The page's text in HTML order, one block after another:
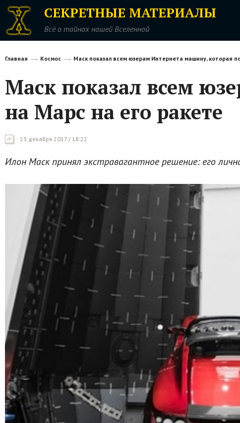
СЕКРЕТНЫЕ МАТЕРИАЛЫ
Всё о тайнах нашей Вселенной
Главная Космос Маск показал всем юзерам Интернета машину, которая
Маск показал всем
на Марс на его ракете
23 декабря 2017 / 18:22
Илон Маск принял экстравагантное решение: его